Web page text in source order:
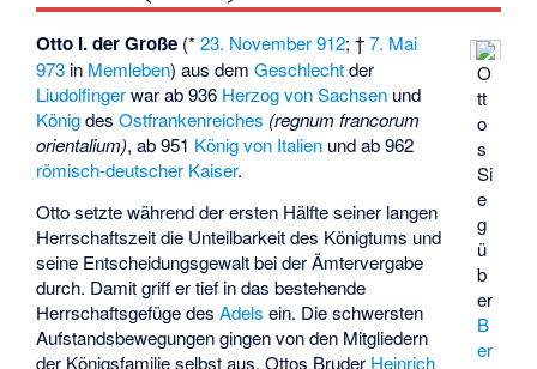
O
tt
o
s
Si
e
g
ü
b
er
B
er
Otto I. der Große (*23. November 912; †7. Mai
973 in Memleben) aus demGeschlechtder
Liudolfingerwar ab 936 Herzog von Sachsen und
KönigdesOstfrankenreiches (regnum francorum
orientalium), ab 951 König von Italien und ab 962
römisch-deutscher Kaiser.
Otto setzte während der ersten Hälfte seiner langen
Herrschaftszeit die Unteilbarkeit des Königtums und
seine Entscheidungsgewalt bei der Ämtervergabe
durch. Damit griff er tief in das bestehende
Herrschaftsgefüge desAdels ein. Die schwersten
Aufstandsbewegungen gingen von den Mitgliedern
der Königsfamilie selbst aus. Ottos Bruder Heinrich